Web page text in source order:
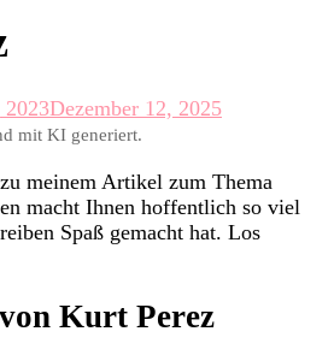
2023Dezember 12, 2025
mit KI generiert.
meinem Artikel zum Thema
macht Ihnen hoffentlich so viel
Spaß gemacht hat. Los
Kurt Perez